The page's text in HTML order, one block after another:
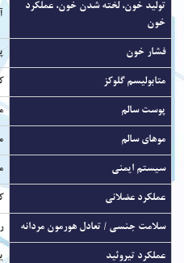
تولید خون، لخته شدن خون، عملکرد
خون
فشار خون
متابولیسم گلوکز
پوست سالم
موهای سالم
سیستم ایمنی
عملکرد عضلانی
سلامت جنسی / تعادل هورمون مردانه
عملکرد تیروئید